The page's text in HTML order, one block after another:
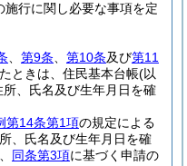
施行に関し必要な事項を定
第9条 第10条及び第11
ときは、住民基本台帳(以
所、氏名及び生年月日を確
第14条第1項の規定による
、氏名及び生年月日を確
同条第3項に基づく申請の